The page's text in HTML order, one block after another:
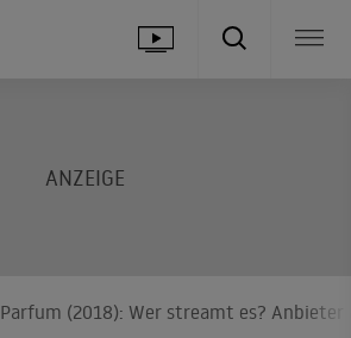
Parfum (2018): Wer streamt es? Anbieter